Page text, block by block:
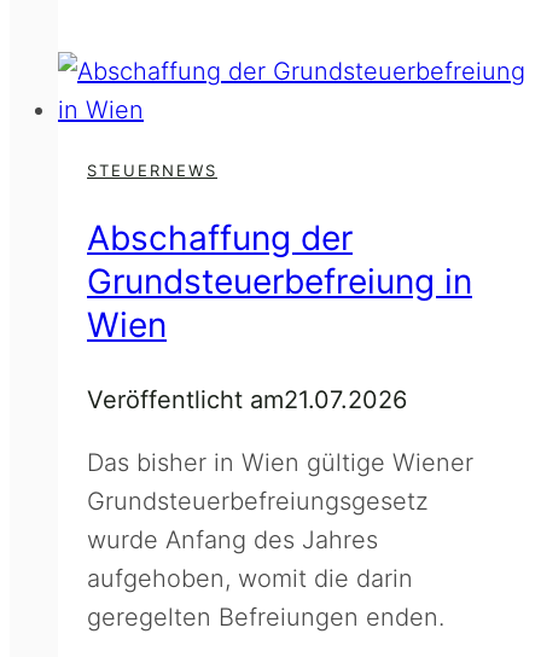
STEUERNEWS
Abschaffung der
Grundsteuerbefreiung in
Wien
Veröffentlicht am21.07.2026
Das bisher in Wien gültige Wiener
Grundsteuerbefreiungsgesetz
wurde Anfang des Jahres
aufgehoben, womit die darin
geregelten Befreiungen enden.